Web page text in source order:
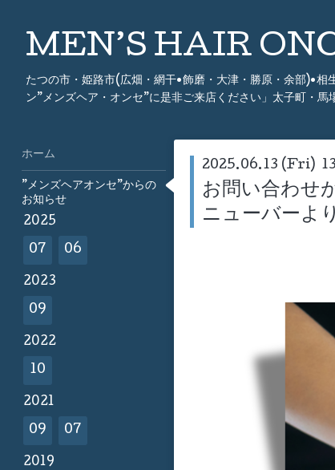
MEN’S HAIR
たつの市・姫路市(広畑・網干•飾磨・大津・勝原・余部)•
ン”メンズヘア・オンセ”に是非ご来店ください」太子町・
2025.06.13 (Fri)
お問い合わせ
ニューバーよ
ホーム
”メンズヘアオンセ”からの
お知らせ
2025
07 06
2023
09
2022
10
2021
09 07
2019